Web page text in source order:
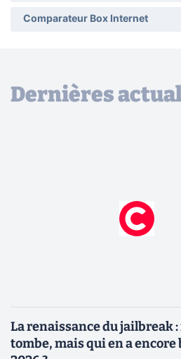
Comparateur Box Internet
Dernières
La renaissance du jailbreak :
tombe, mais qui en a encore